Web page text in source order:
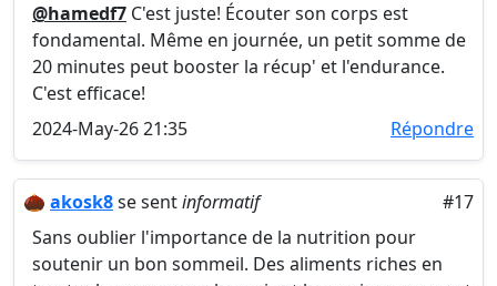
@hamedf7 C'est juste! Écouter son corps est
fondamental. Même en journée, un petit somme de
20 minutes peut booster la récup' et l'endurance.
C'est efficace!
2024-May-26 21:35
Répondre
🌰 akosk8se sentinformatif
#17
Sans oublier l'importance de la nutrition pour
soutenir un bon sommeil. Des aliments riches en